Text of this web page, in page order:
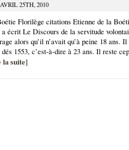
25TH, 2010
Florilège citations Etienne de la
écrit Le Discours de la servitude
alors qu’il n’avait qu’à peine 18 ans.
1553, c’est-à-dire à 23 ans. Il reste
suite]